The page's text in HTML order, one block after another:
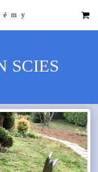
SCIES